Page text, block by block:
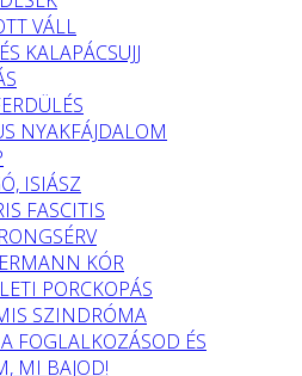
VÁLL
KALAPÁCSUJJ
NYAKFÁJDALOM
ISIÁSZ
FASCITIS
KÓR
PORCKOPÁS
SZINDRÓMA
FOGLALKOZÁSOD ÉS
MI BAJOD!